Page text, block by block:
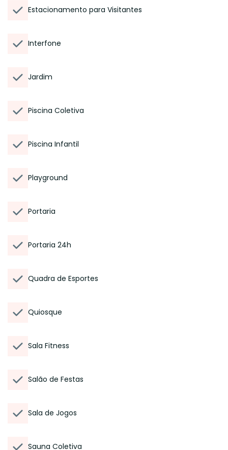
Estacionamento para Visitantes
Interfone
Jardim
Piscina Coletiva
Piscina Infantil
Playground
Portaria
Portaria 24h
Quadra de Esportes
Quiosque
Sala Fitness
Salão de Festas
Sala de Jogos
Sauna Coletiva